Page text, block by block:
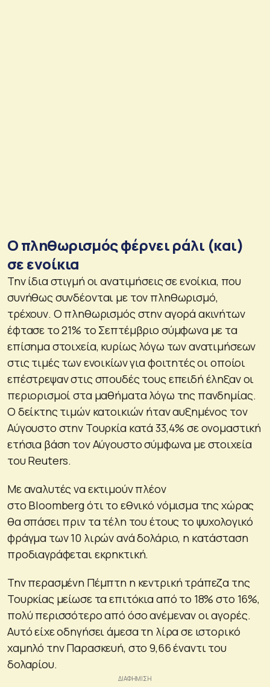
Ο πληθωρισμός φέρνει ράλι (και)
σε ενοίκια
Την ίδια στιγμή οι ανατιμήσεις σε ενοίκια, που
συνήθως συνδέονται με τον πληθωρισμό,
τρέχουν. Ο πληθωρισμός στην αγορά ακινήτων
έφτασε το 21% το Σεπτέμβριο σύμφωνα με τα
επίσημα στοιχεία, κυρίως λόγω των ανατιμήσεων
στις τιμές των ενοικίων για φοιτητές οι οποίοι
επέστρεψαν στις σπουδές τους επειδή έληξαν οι
περιορισμοί στα μαθήματα λόγω της πανδημίας.
Ο δείκτης τιμών κατοικιών ήταν αυξημένος τον
Αύγουστο στην Τουρκία κατά 33,4% σε ονομαστική
ετήσια βάση τον Αύγουστο σύμφωνα με στοιχεία
του Reuters.
Με αναλυτές να εκτιμούν πλέον
στο Bloomberg ότι το εθνικό νόμισμα της χώρας
θα σπάσει πριν τα τέλη του έτους το ψυχολογικό
φράγμα των 10 λιρών ανά δολάριο, η κατάσταση
προδιαγράφεται εκρηκτική.
Την περασμένη Πέμπτη η κεντρική τράπεζα της
Τουρκίας μείωσε τα επιτόκια από το 18% στο 16%,
πολύ περισσότερο από όσο ανέμεναν οι αγορές.
Αυτό είχε οδηγήσει άμεσα τη λίρα σε ιστορικό
χαμηλό την Παρασκευή, στο 9,66 έναντι του
δολαρίου.